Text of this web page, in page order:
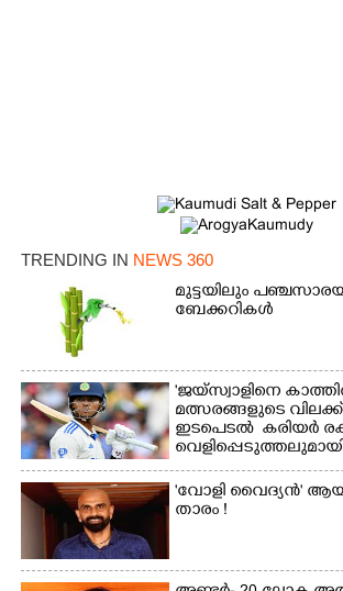
TRENDING IN NEWS 360
മുട്ടയിലും
ബേക്കറികൾ
'ജയ്സ്വാളിനെ
മത്സരങ്ങളുടെ
ഇടപെടൽ കരിയർ
ക്യാപ്‌ടൻ
'വോളി വൈദ്യൻ'
താരം !